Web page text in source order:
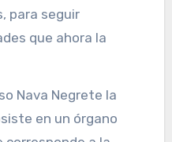
para seguir
que ahora la
Nava Negrete la
en un órgano